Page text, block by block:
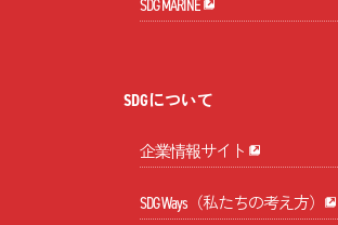
SDG MARINE
SDGについて
企業情報サイト
SDG Ways（私たちの考え方）